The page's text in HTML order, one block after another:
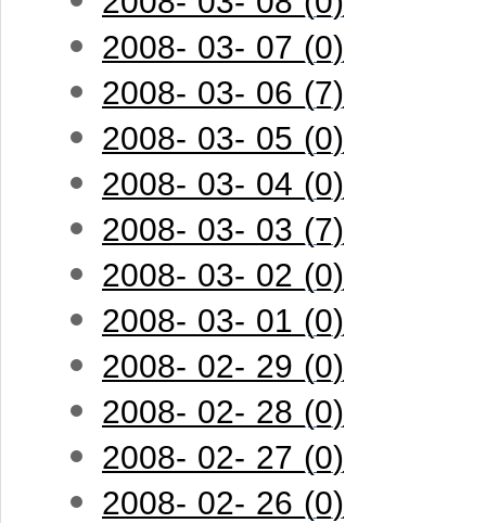
2008- 03- 07 (0)
2008- 03- 06 (7)
2008- 03- 05 (0)
2008- 03- 04 (0)
2008- 03- 03 (7)
2008- 03- 02 (0)
2008- 03- 01 (0)
2008- 02- 29 (0)
2008- 02- 28 (0)
2008- 02- 27 (0)
2008- 02- 26 (0)